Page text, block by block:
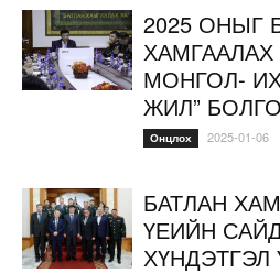
2025 ОНЫГ
МОНГОЛ-
ЖИЛ”
Онцлох 2025-01-06
БАТЛАН
ҮЕИЙН
ХҮНДЭТГЭЛ